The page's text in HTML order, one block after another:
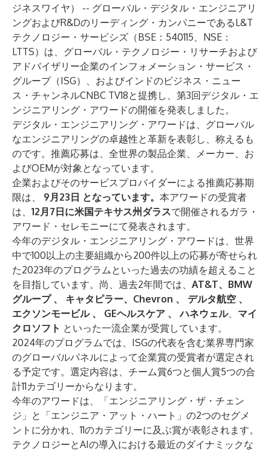
ジネスワイヤ） -- グローバル・デジタル・エンジニアリ
ングおよびR&Dのリーディング・カンパニーであるL&T
テクノロジー・サービシズ（BSE：540115、NSE：
LTTS）は、グローバル・テクノロジー・リサーチおよび
アドバイザリー企業のインフォメーション・サービス・
グループ（ISG）、およびインドのビジネス・ニュー
ス・チャンネルCNBC TV18と提携し、第3回デジタル・エ
ンジニアリング・アワードの開催を発表しました。
デジタル・エンジニアリング・アワードは、グローバル
なエンジニアリングの卓越性と革新を表彰し、称えるも
のです。推薦応募は、全世界の製品企業、メーカー、お
よびOEMが対象となっています。
企業およびそのサービスプロバイダーによる推薦応募期
限は、
9月23日 となっています。 本アワードの受賞者
は、 12月7日に米国テキサス州ダラスで開催されるガラ・
アワード・セレモニーにて発表されます。
今年のデジタル・エンジニアリング・アワードは、世界
中で100以上の主要組織から200件以上の応募が寄せられ
た2023年のプログラムといった過去の功績を超えること
を目指しています。尚、過去2年間では、 AT&T、BMW
グループ 、 キャタピラー、Chevron 、 デルタ航空 、
エクソンモービル 、 GEヘルスケア 、 ハネウェル、 マイ
クロソフト といった一流企業が受賞しています。
2024年のプログラムでは、ISGの代表を含む業界専門家
のグローバルパネルによって企業賞の受賞者が選定され
る予定です。選定内容は、チーム賞6つと個人賞5つの合
計11カテゴリーからなります。
今年のアワードは、「エンジニアリング・ザ・チェン
ジ」と「エンジニア・アット・ハート」の2つのセグメ
ントに分かれ、11のカテゴリーに及ぶ賞が表彰されます。
テクノロジーとAIの導入における最近のダイナミックな